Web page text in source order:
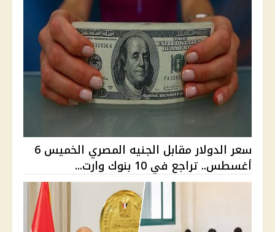
سعر الدولار مقابل الجنيه المصري الخميس 6
أغسطس.. تراجع في 10 بنوك وارت...